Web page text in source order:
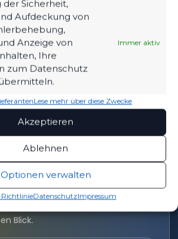
der Sicherheit,
Aufdeckung von
Anzeige von
Ihre
zum Datenschutz
Immer aktiv
Lese mehr über diese Zwecke
Akzeptieren
Ablehnen
Optionen verwalten
RichtlinieDatenschutzImpressum
DEIN FSV.
Blick.